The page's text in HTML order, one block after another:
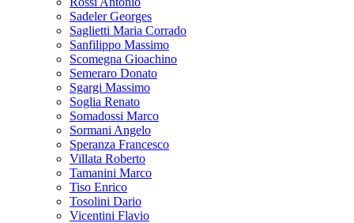
Sadeler Georges
Saglietti Maria Corrado
Sanfilippo Massimo
Scomegna Gioachino
Semeraro Donato
Sgargi Massimo
Soglia Renato
Somadossi Marco
Sormani Angelo
Speranza Francesco
Villata Roberto
Tamanini Marco
Tiso Enrico
Tosolini Dario
Vicentini Flavio